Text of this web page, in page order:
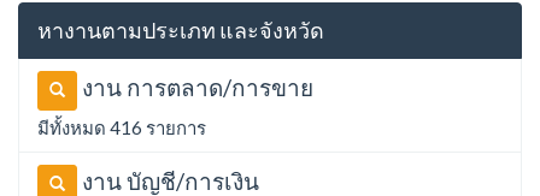
หางานตามประเภท และจังหวัด
งาน การตลาด/การขาย
มีทั้งหมด 416 รายการ
งาน บัญชี/การเงิน